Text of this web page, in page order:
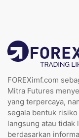
FOREXimf.com
Mitra Futures
yang terpercaya,
segala bentuk
langsung atau tidak
berdasarkan